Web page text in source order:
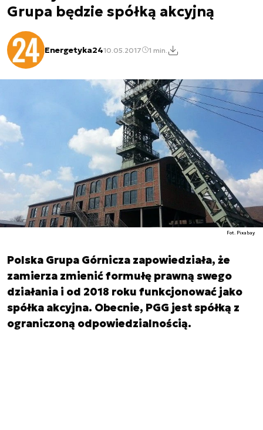
Grupa będzie spółką akcyjną
Energetyka2410.05.2017 1 min.
Fot. Pixabay
Polska Grupa Górnicza zapowiedziała, że
zamierza zmienić formułę prawną swego
działania i od 2018 roku funkcjonować jako
spółka akcyjna. Obecnie, PGG jest spółką z
ograniczoną odpowiedzialnością.